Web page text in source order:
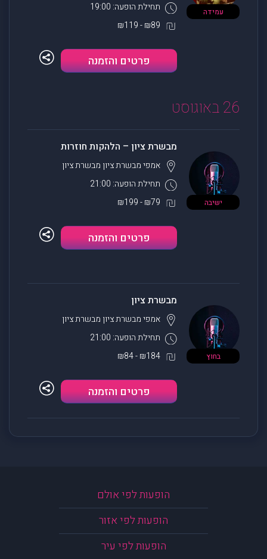
עמידה תחילת הופעה: 19:00
₪89 - ₪119
פרטים והזמנה
26 באוגוסט
ישיבה
מבשרת ציון – הלהקות חוזרות
תחילת הופעה: 21:00
אמפי מבשרת ציון מבשרת ציון
₪79 - ₪199
פרטים והזמנה
בחוץ
מבשרת ציון
תחילת הופעה: 21:00
אמפי מבשרת ציון מבשרת ציון
₪184 - ₪84
פרטים והזמנה
הופעות לפי אולם
הופעות לפי אזור
הופעות לפי עיר